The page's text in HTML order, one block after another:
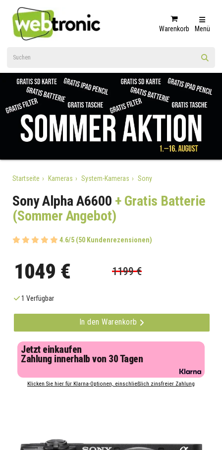
Warenkorb Menü
Startseite Kameras System-Kameras Sony
Sony Alpha A6600 + Gratis Batterie
(Sommer Angebot)
4.6/5 (50 Kundenrezensionen)
1049 € 1199 €
1 Verfügbar
In den Warenkorb
Jetzt einkaufen
Zahlung innerhalb von 30 Tagen
Klicken Sie hier für Klarna-Optionen, einschließlich zinsfreier Zahlung